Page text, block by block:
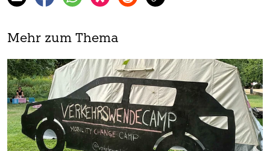
Mehr zum Thema